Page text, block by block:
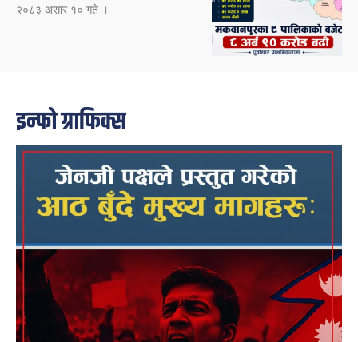
२०८३ असार १० गते ।
इन्फो ग्राफिक्स